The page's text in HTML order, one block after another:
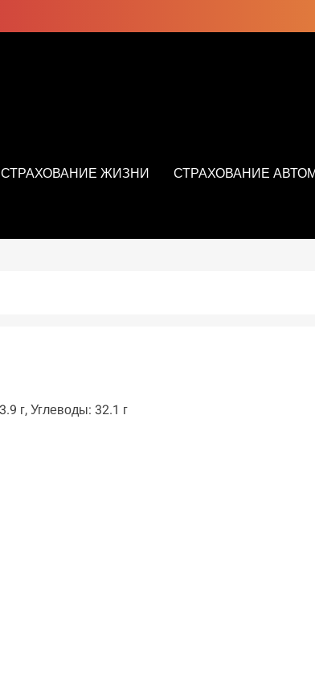
СТРАХОВАНИЕ ЖИЗНИ СТРАХОВАНИЕ
г, Углеводы: 32.1 г